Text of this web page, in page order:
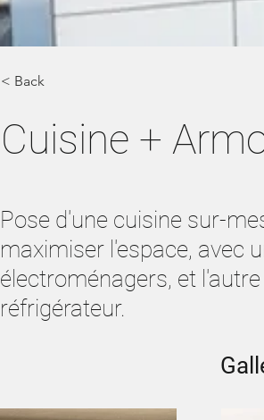
< Back
Cuisine +
Pose d'une cuisine sur-
maximiser l'espace, avec
électroménagers, et
réfrigérateur.